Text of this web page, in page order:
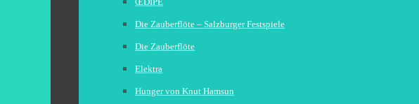
Die Zauberflöte – Salzburger Festspiele
Die Zauberflöte
Elektra
Hunger von Knut Hamsun